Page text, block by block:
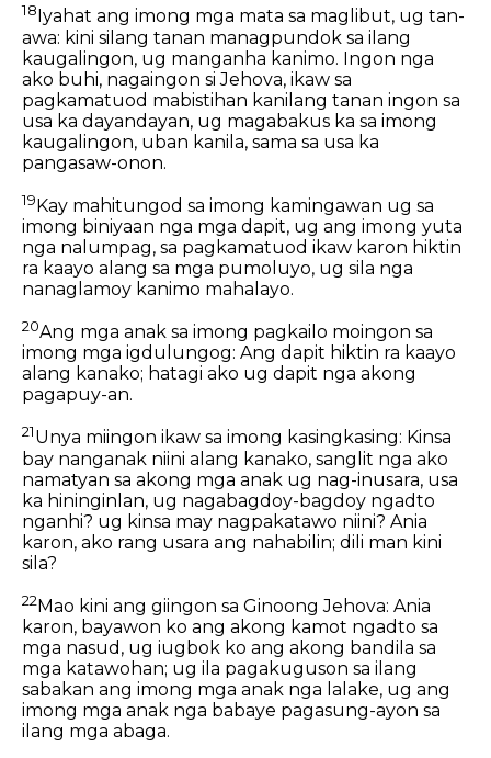
18 Iyahat ang imong mga mata sa maglibut, ug tan-
awa: kini silang tanan managpundok sa ilang
kaugalingon, ug manganha kanimo. Ingon nga
ako buhi, nagaingon si Jehova, ikaw sa
pagkamatuod mabistihan kanilang tanan ingon sa
usa ka dayandayan, ug magabakus ka sa imong
kaugalingon, uban kanila, sama sa usa ka
pangasaw-onon.
19Kay mahitungod sa imong kamingawan ug sa
imong biniyaan nga mga dapit, ug ang imong yuta
nga nalumpag, sa pagkamatuod ikaw karon hiktin
ra kaayo alang sa mga pumoluyo, ug sila nga
nanaglamoy kanimo mahalayo.
20Ang mga anak sa imong pagkailo moingon sa
imong mga igdulungog: Ang dapit hiktin ra kaayo
alang kanako; hatagi ako ug dapit nga akong
pagapuy-an.
21Unya miingon ikaw sa imong kasingkasing: Kinsa
bay nanganak niini alang kanako, sanglit nga ako
namatyan sa akong mga anak ug nag-inusara, usa
ka hininginlan, ug nagabagdoy-bagdoy ngadto
nganhi? ug kinsa may nagpakatawo niini? Ania
karon, ako rang usara ang nahabilin; dili man kini
sila?
22Mao kini ang giingon sa Ginoong Jehova: Ania
karon, bayawon ko ang akong kamot ngadto sa
mga nasud, ug iugbok ko ang akong bandila sa
mga katawohan; ug ila pagakuguson sa ilang
sabakan ang imong mga anak nga lalake, ug ang
imong mga anak nga babaye pagasung-ayon sa
ilang mga abaga.